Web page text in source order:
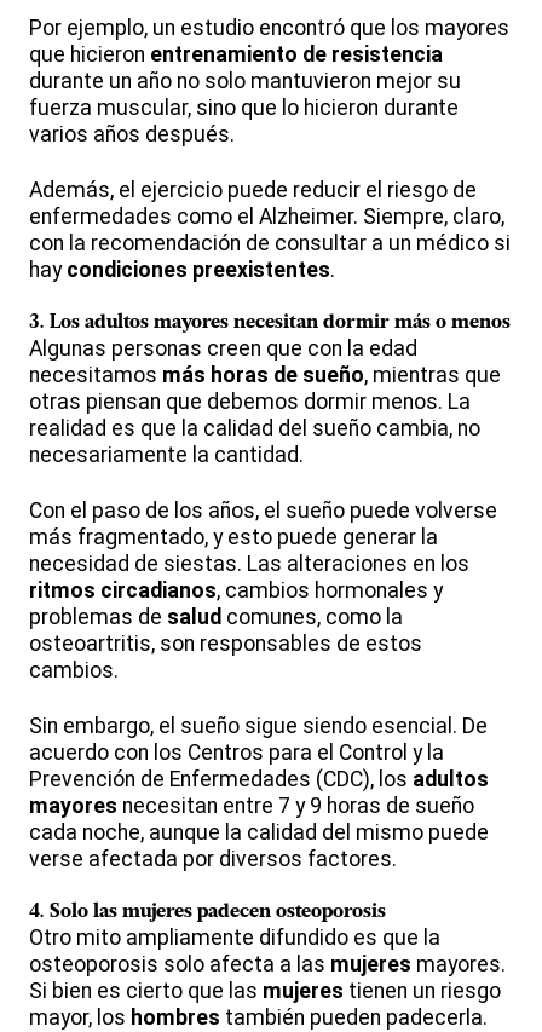
Por ejemplo, un estudio encontró que los mayores
que hicieron entrenamiento de resistencia
durante un año no solo mantuvieron mejor su
fuerza muscular, sino que lo hicieron durante
varios años después.
Además, el ejercicio puede reducir el riesgo de
enfermedades como el Alzheimer. Siempre, claro,
con la recomendación de consultar a un médico si
hay condiciones preexistentes.
3. Los adultos mayores necesitan dormir más o menos
Algunas personas creen que con la edad
necesitamos más horas de sueño, mientras que
otras piensan que debemos dormir menos. La
realidad es que la calidad del sueño cambia, no
necesariamente la cantidad.
Con el paso de los años, el sueño puede volverse
más fragmentado, y esto puede generar la
necesidad de siestas. Las alteraciones en los
ritmos circadianos, cambios hormonales y
problemas de salud comunes, como la
osteoartritis, son responsables de estos
cambios.
Sin embargo, el sueño sigue siendo esencial. De
acuerdo con los Centros para el Control y la
Prevención de Enfermedades (CDC), los adultos
mayores necesitan entre 7 y 9 horas de sueño
cada noche, aunque la calidad del mismo puede
verse afectada por diversos factores.
4. Solo las mujeres padecen osteoporosis
Otro mito ampliamente difundido es que la
osteoporosis solo afecta a las mujeres mayores.
Si bien es cierto que las mujeres tienen un riesgo
mayor, los hombres también pueden padecerla.